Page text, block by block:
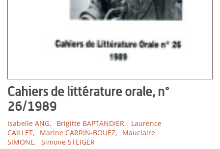
Cahiers de littérature orale, n°
26/1989
Isabelle ANG, Brigitte BAPTANDIER,
Laurence
CAILLET,
Marine CARRIN-BOUEZ,
Mauclaire
SIMONE, Simone STEIGER